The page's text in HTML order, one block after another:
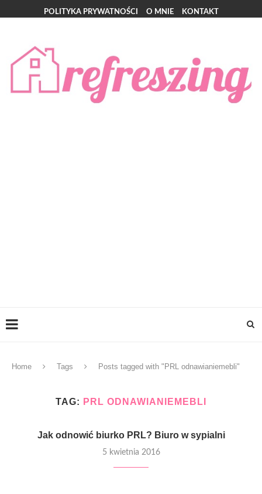
POLITYKA PRYWATNOŚCI O MNIE KONTAKT
Home Tags Posts tagged with "PRL odnawianiemebli"
TAG: PRL ODNAWIANIEMEBLI
Jak odnowić biurko PRL? Biuro w sypialni
5 kwietnia 2016